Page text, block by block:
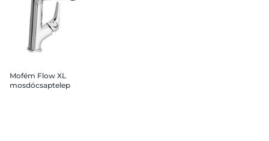
Mofém Flow XL
mosdócsaptelep